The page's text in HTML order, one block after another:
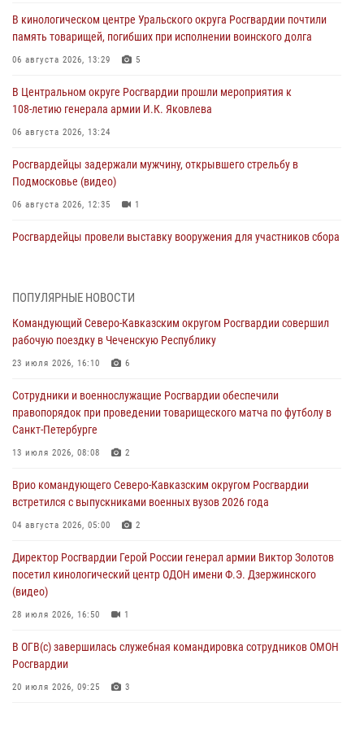
В кинологическом центре Уральского округа Росгвардии почтили
память товарищей, погибших при исполнении воинского долга
06 августа 2026, 13:29 5
В Центральном округе Росгвардии прошли мероприятия к
108‑летию генерала армии И.К. Яковлева
06 августа 2026, 13:24
Росгвардейцы задержали мужчину, открывшего стрельбу в
Подмосковье (видео)
06 августа 2026, 12:35 1
Росгвардейцы провели выставку вооружения для участников сбора
второй годовщине вторжения ВСУ на территорию области
06 августа 2026, 11:56
угрожавшего подростку травматическим пистолетом
06 августа 2026, 11:33 1
В Зауралье при содействии СОБР Росгвардии ликвидирована
06 августа 2026, 11:27
В Москве росгвардейцы задержали троих мужчин, устроивших
06 августа 2026, 11:20 1
ПОПУЛЯРНЫЕ НОВОСТИ
Командующий Северо-Кавказским округом Росгвардии совершил
рабочую поездку в Чеченскую Республику
23 июля 2026, 16:10 6
Сотрудники и военнослужащие Росгвардии обеспечили
правопорядок при проведении товарищеского матча по футболу в
Санкт-Петербурге
13 июля 2026, 08:08 2
Врио командующего Северо-Кавказским округом Росгвардии
встретился с выпускниками военных вузов 2026 года
04 августа 2026, 05:00 2
Директор Росгвардии Герой России генерал армии Виктор Золотов
посетил кинологический центр ОДОН имени Ф.Э. Дзержинского
(видео)
28 июля 2026, 16:50 1
В ОГВ(с) завершилась служебная командировка сотрудников ОМОН
Росгвардии
20 июля 2026, 09:25 3